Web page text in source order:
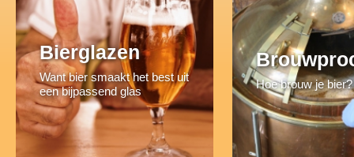
Bierglazen
Want bier smaakt het best uit
een bijpassend glas
Hoe brouw je bier?